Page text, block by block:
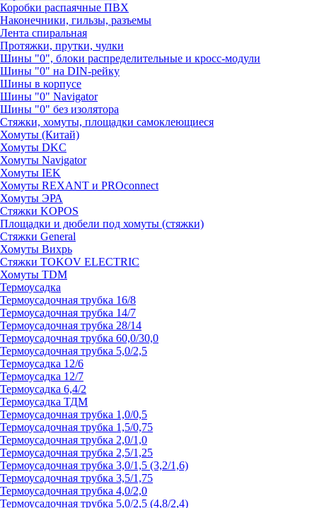
Коробки распаячные ПВХ
Наконечники, гильзы, разъемы
Лента спиральная
Протяжки, прутки, чулки
Шины "0", блоки распределительные и кросс-модули
Шины "0" на DIN-рейку
Шины в корпусе
Шины "0" Navigator
Шины "0" без изолятора
Стяжки, хомуты, площадки самоклеющиеся
Хомуты (Китай)
Хомуты DKC
Хомуты Navigator
Хомуты IEK
Хомуты REXANT и PROconnect
Хомуты ЭРА
Стяжки KOPOS
Площадки и дюбели под хомуты (стяжки)
Стяжки General
Хомуты Вихрь
Стяжки TOKOV ELECTRIC
Хомуты TDM
Термоусадка
Термоусадочная трубка 16/8
Термоусадочная трубка 14/7
Термоусадочная трубка 28/14
Термоусадочная трубка 60,0/30,0
Термоусадочная трубка 5,0/2,5
Термоусадка 12/6
Термоусадка 12/7
Термоусадка 6,4/2
Термоусадка ТДМ
Термоусадочная трубка 1,0/0,5
Термоусадочная трубка 1,5/0,75
Термоусадочная трубка 2,0/1,0
Термоусадочная трубка 2,5/1,25
Термоусадочная трубка 3,0/1,5 (3,2/1,6)
Термоусадочная трубка 3,5/1,75
Термоусадочная трубка 4,0/2,0
Термоусадочная трубка 5,0/2,5 (4,8/2,4)